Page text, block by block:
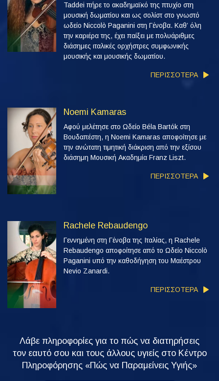
Taddei πήρε το ακαδημαϊκό της πτυχίο στη
μουσική δωματίου και ως σολίστ στο γνωστό
ωδείο Niccolò Paganini στη Γένοβα. Καθ’ όλη
την καριέρα της, έχει παίξει με πολυάριθμες
διάσημες ιταλικές ορχήστρες συμφωνικής
μουσικής και μουσικής δωματίου.
ΠΕΡΙΣΣΟΤΕΡΑ
Noemi Kamaras
Αφού μελέτησε στο Ωδείο Béla Bartók στη
Βουδαπέστη, η Noemi Kamaras αποφοίτησε με
την ανώτατη τιμητική διάκριση από την εξίσου
διάσημη Μουσική Ακαδημία Franz Liszt.
ΠΕΡΙΣΣΟΤΕΡΑ
Rachele Rebaudengo
Γεννημένη στη Γένοβα της Ιταλίας, η Rachele
Rebaudengo αποφοίτησε από το Ωδείο Niccolò
Paganini υπό την καθοδήγηση του Μαέστρου
Nevio Zanardi.
ΠΕΡΙΣΣΟΤΕΡΑ
Λάβε πληροφορίες για το πώς να διατηρήσεις
τον εαυτό σου και τους άλλους υγιείς στο Κέντρο
Πληροφόρησης «Πώς να Παραμείνεις Υγιής»